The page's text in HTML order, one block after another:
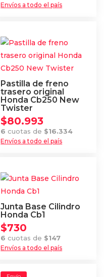
Envíos a todo el país
Pastilla de freno
trasero original
Honda Cb250 New
Twister
Envíos a todo el país
$80.993
6 cuotas de $16.334
Junta Base Cilindro
Honda Cb1
Envíos a todo el país
$730
6 cuotas de $147